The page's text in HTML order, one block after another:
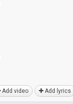
Add video Add lyrics